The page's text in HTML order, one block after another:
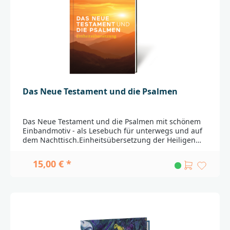
Bibelwerk GmbHSilberburg Str. 12170176
Stuttgartinfo@bibelwerk.de
Das Neue Testament und die Psalmen
Das Neue Testament und die Psalmen mit schönem
Einbandmotiv - als Lesebuch für unterwegs und auf
dem Nachttisch.Einheitsübersetzung der Heiligen
2016.Genau: Eine Übersetzung ganz nah am
Grundtext, mit zusätzlichen
jedem biblischen Buch und einen großen
15,00 € *